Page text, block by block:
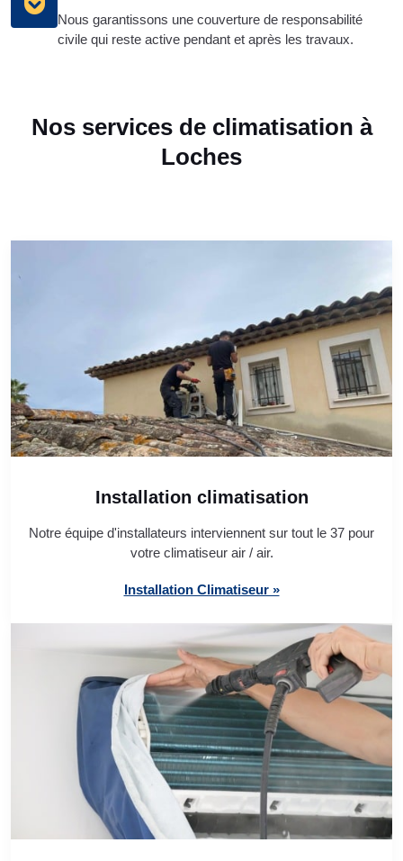
Nous garantissons une couverture de responsabilité
civile qui reste active pendant et après les travaux.
Nos services de climatisation à
Loches
Installation climatisation
Notre équipe d'installateurs interviennent sur tout le 37 pour
votre climatiseur air / air.
Installation Climatiseur »